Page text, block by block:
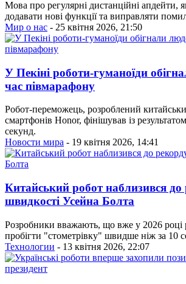
Мова про регулярні дистанційні апдейти,
додавати нові функції та виправляти
Мир о нас - 25 квітня 2026, 21:50
У Пекіні роботи-гуманоїди
час півмарафону
Робот-переможець, розроблений
смартфонів Honor, фінішував із
секунд.
Новости мира - 19 квітня 2026, 14:41
Китайський робот наблизився до
швидкості Усейна Болта
Розробники вважають, що вже у 2026 році
пробігти "стометрівку" швидше ніж за 10
Технологии - 13 квітня 2026, 22:07